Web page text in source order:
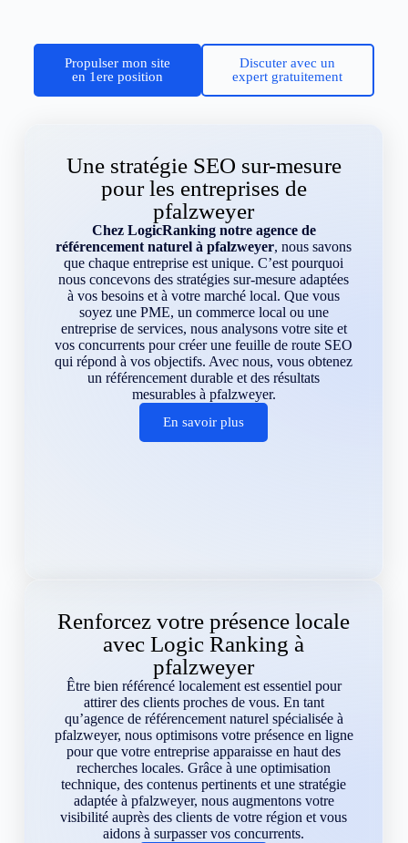
Propulser mon site
en 1ere position
Discuter avec un
expert gratuitement
Une stratégie SEO sur-mesure
pour les entreprises de
pfalzweyer
Chez LogicRanking notre agence de
référencement naturel à pfalzweyer, nous savons
que chaque entreprise est unique. C’est pourquoi
nous concevons des stratégies sur-mesure adaptées
à vos besoins et à votre marché local. Que vous
soyez une PME, un commerce local ou une
entreprise de services, nous analysons votre site et
vos concurrents pour créer une feuille de route SEO
qui répond à vos objectifs. Avec nous, vous obtenez
un référencement durable et des résultats
mesurables à pfalzweyer.
En savoir plus
Renforcez votre présence locale
avec Logic Ranking à
pfalzweyer
Être bien référencé localement est essentiel pour
attirer des clients proches de vous. En tant
qu’agence de référencement naturel spécialisée à
pfalzweyer, nous optimisons votre présence en ligne
pour que votre entreprise apparaisse en haut des
recherches locales. Grâce à une optimisation
technique, des contenus pertinents et une stratégie
adaptée à pfalzweyer, nous augmentons votre
visibilité auprès des clients de votre région et vous
aidons à surpasser vos concurrents.